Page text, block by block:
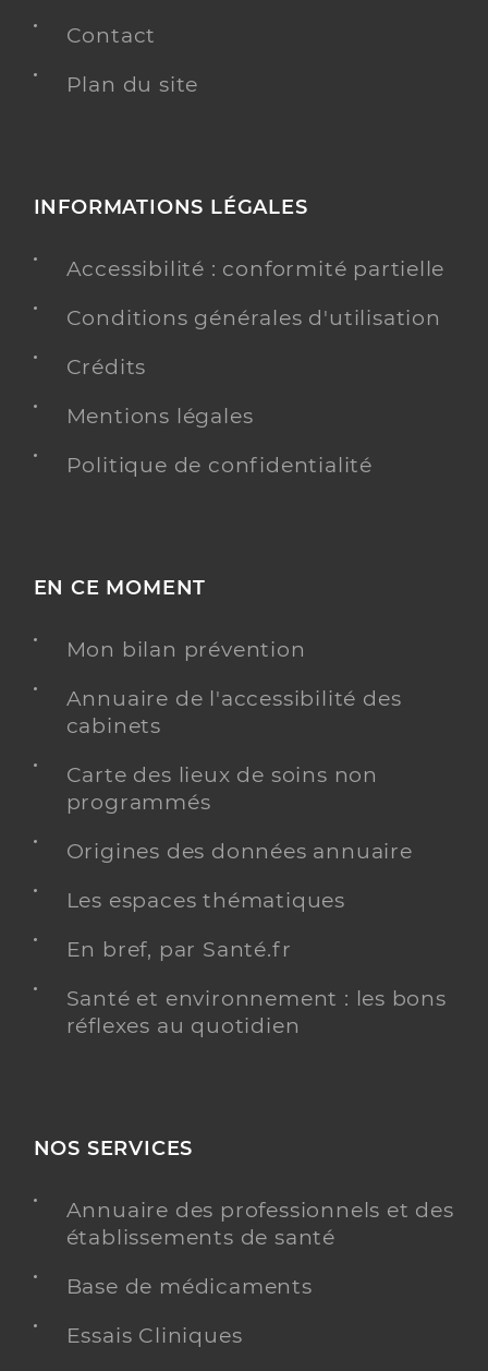
Contact
Plan du site
INFORMATIONS LÉGALES
Accessibilité : conformité partielle
Conditions générales d'utilisation
Crédits
Mentions légales
Politique de confidentialité
EN CE MOMENT
Mon bilan prévention
Annuaire de l'accessibilité des
cabinets
Carte des lieux de soins non
programmés
Origines des données annuaire
Les espaces thématiques
En bref, par Santé.fr
Santé et environnement : les bons
réflexes au quotidien
NOS SERVICES
Annuaire des professionnels et des
établissements de santé
Base de médicaments
Essais Cliniques